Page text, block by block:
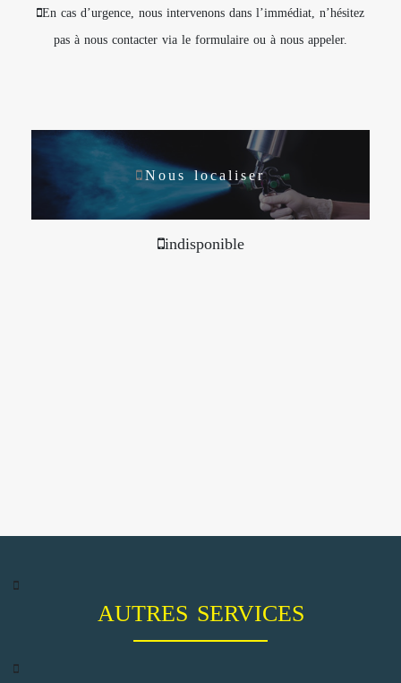
En cas d’urgence, nous intervenons dans l’immédiat, n’hésitez
pas à nous contacter via le formulaire ou à nous appeler.
Nous localiser
indisponible
AUTRES SERVICES